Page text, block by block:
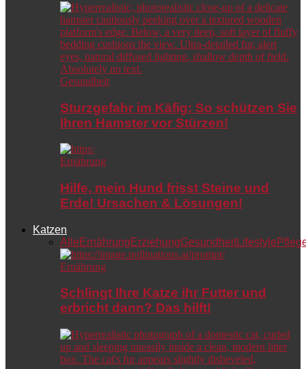
Gesundheit
Sturzgefahr im Käfig: So schützen Sie
Ihren Hamster vor Stürzen!
Ernährung
Hilfe, mein Hund frisst Steine und
Erde! Ursachen & Lösungen!
Katzen
Alle Ernährung ErziehungGesundheitLifestyle
Ernährung
Schlingt Ihre Katze ihr Futter und
erbricht dann? Das hilft!